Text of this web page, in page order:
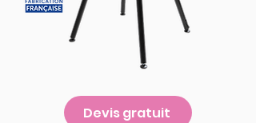
Devis gratuit